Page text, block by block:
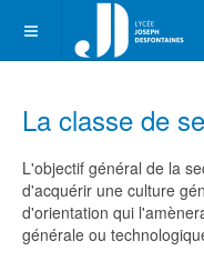
La classe de
L'objectif général de la
d'acquérir une culture
d'orientation qui
générale ou